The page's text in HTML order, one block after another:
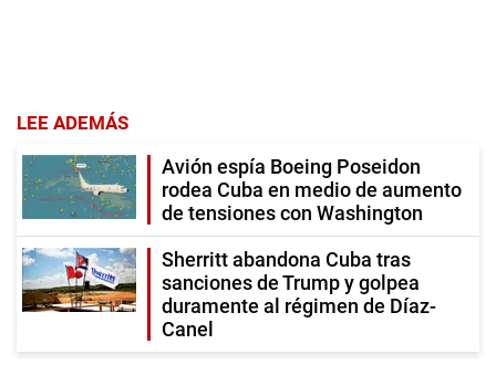
LEE ADEMÁS
Avión espía Boeing Poseidon
rodea Cuba en medio de aumento
de tensiones con Washington
Sherritt abandona Cuba tras
sanciones de Trump y golpea
duramente al régimen de Díaz-
Canel